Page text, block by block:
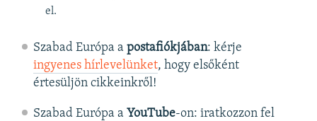
el.
Szabad Európa a postafiókjában: kérje
ingyenes hírlevelünket, hogy elsőként
értesüljön cikkeinkről!
Szabad Európa a YouTube-on: iratkozzon fel